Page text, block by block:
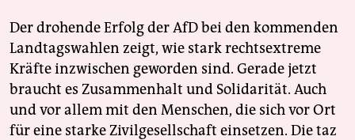
Der drohende Erfolg der AfD bei den kommenden
Landtagswahlen zeigt, wie stark rechtsextreme
Kräfte inzwischen geworden sind. Gerade jetzt
braucht es Zusammenhalt und Solidarität. Auch
und vor allem mit den Menschen, die sich vor Ort
für eine starke Zivilgesellschaft einsetzen. Die taz